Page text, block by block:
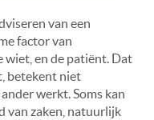
van een
factor van
wiet, en de patiënt. Dat
betekent niet
werkt. Soms kan
van zaken, natuurlijk